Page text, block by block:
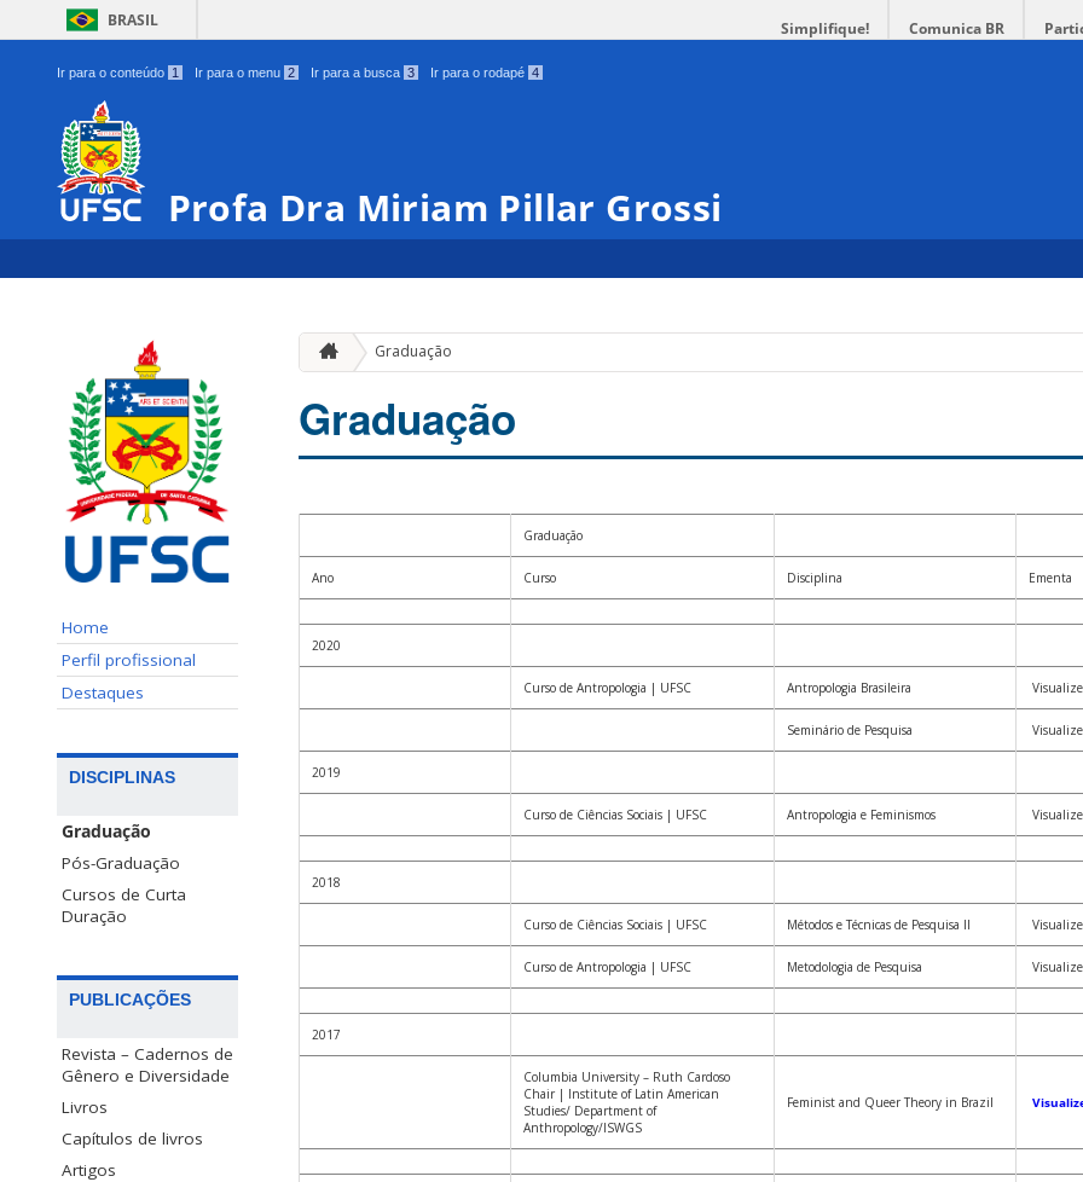
BRASIL Simplifique! Comunica BR
Ir para o conteúdo 1 Ir para o menu 2 Ir para a busca 3 Ir para o rodapé 4
Profa Dra Miriam Pillar Grossi
Home
Perfil profissional
Destaques
DISCIPLINAS
Graduação
Pós-Graduação
Cursos de Curta
Duração
PUBLICAÇÕES
Revista – Cadernos de
Gênero e Diversidade
Livros
Capítulos de livros
Artigos
Graduação
Graduação
Graduação
Ano Curso Disciplina Ementa
2020
Curso de Antropologia | UFSC Antropologia Brasileira Visualize
Seminário de Pesquisa Visualize
2019
Curso de Ciências Sociais | UFSC Antropologia e Feminismos Visualize
2018
Curso de Ciências Sociais | UFSC Métodos e Técnicas de Pesquisa II Visualize
Curso de Antropologia | UFSC Metodologia de Pesquisa Visualize
2017
Columbia University – Ruth Cardoso
Chair | Institute of Latin American
Studies/ Department of
Anthropology/ISWGS
Feminist and Queer Theory in Brazil